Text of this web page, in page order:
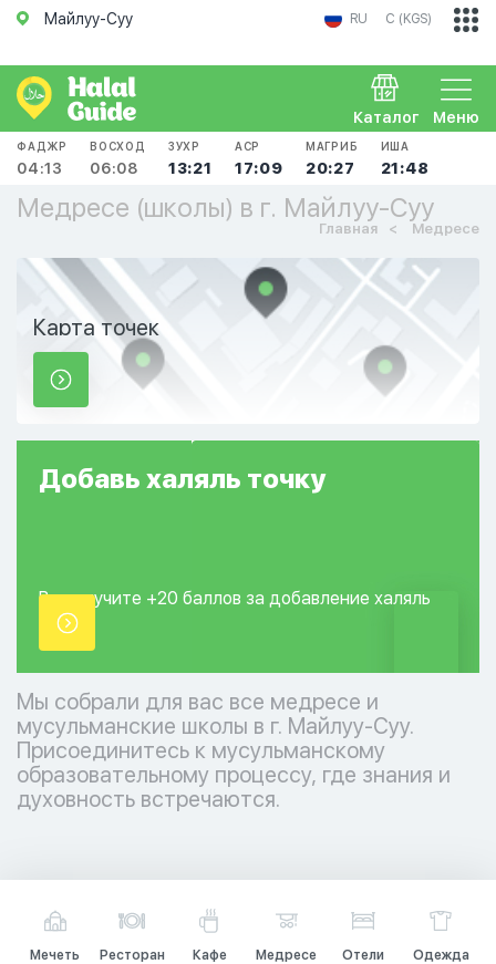
Майлуу-Суу RU С (KGS)
Меню
Каталог
ФАДЖР
04:13
ВОСХОД
06:08
ЗУХР
13:21
АСР
17:09
МАГРИБ
20:27
ИША
21:48
Медресе (школы) в г. Майлуу-Суу
Главная Медресе
Карта точек
Добавь халяль точку
Вы получите +20 баллов за добавление халяль
точки.
Мы собрали для вас все медресе и
мусульманские школы в г. Майлуу-Суу.
Присоединитесь к мусульманскому
образовательному процессу, где знания и
духовность встречаются.
Мечеть Ресторан Кафе Медресе Отели Одежда